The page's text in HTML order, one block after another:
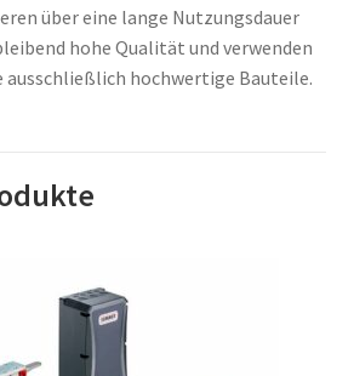
über eine lange Nutzungsdauer
hohe Qualität und verwenden
ausschließlich hochwertige Bauteile.